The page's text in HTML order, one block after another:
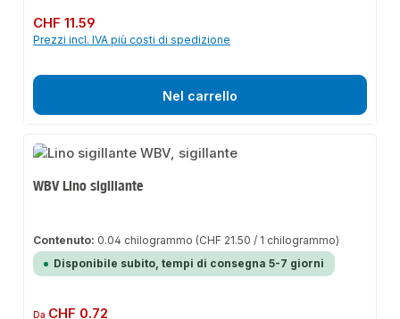
Prezzo normale:
CHF 11.59
Prezzi incl. IVA più costi di spedizione
Nel carrello
WBV Lino sigillante
Contenuto: 0.04 chilogrammo (CHF 21.50 / 1 chilogrammo)
Disponibile subito, tempi di consegna 5-7 giorni
Prezzo normale:
Da CHF 0.72